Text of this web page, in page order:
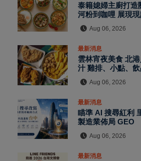
泰籍媳婦主廚打造
河粉到咖哩 展現
Aug 06, 2026
最新消息
雲林宵夜美食 北
汁 雞排、小點、
Aug 06, 2026
最新消息
瞄準 AI 搜尋紅利
製造業佈局 GEO
Aug 06, 2026
最新消息